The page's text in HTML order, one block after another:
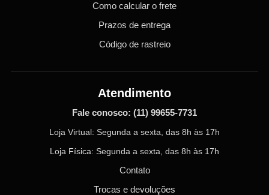
Como calcular o frete
Prazos de entrega
Código de rastreio
Atendimento
Fale conosco: (11) 99655-7731
Loja Virtual: Segunda a sexta, das 8h às 17h
Loja Física: Segunda a sexta, das 8h às 17h
Contato
Trocas e devoluções